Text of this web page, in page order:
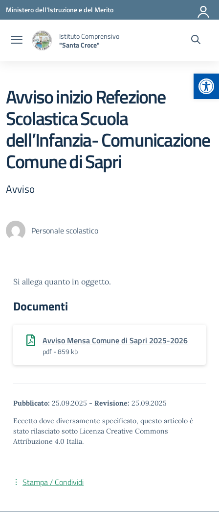
Vai ai contenuti
Vai al menu di navigazione
Vai al footer
Ministero dell'Istruzione e del Merito
Istituto Comprensivo
"Santa Croce"
Avviso inizio Refezione
Scolastica Scuola
dell’Infanzia- Comunicazione
Comune di Sapri
Avviso
Personale scolastico
Si allega quanto in oggetto.
Documenti
Avviso Mensa Comune di Sapri 2025-2026
pdf - 859 kb
Pubblicato: 25.09.2025 - Revisione: 25.09.2025
Eccetto dove diversamente specificato, questo articolo è
stato rilasciato sotto Licenza Creative Commons
Attribuzione 4.0 Italia.
Stampa / Condividi